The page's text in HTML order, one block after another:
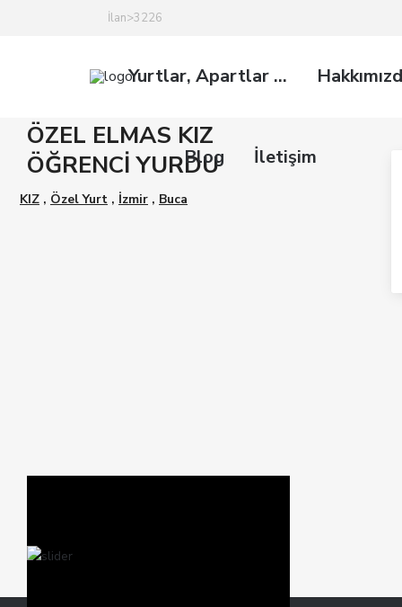
İlan>3226
Yurtlar, Apartlar …
Blog İletişim
ÖZEL ELMAS KIZ
ÖĞRENCİ YURDU
KIZ , Özel Yurt , İzmir , Buca